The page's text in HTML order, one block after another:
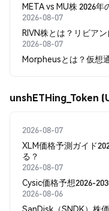
META vs MU株 2026
2026-08-07
RIVN株とは？リビア
2026-08-07
Morpheusとは？仮想
unshETHing_Token
2026-08-07
XLM価格予測ガイド
る？
2026-08-07
Cysic価格予想2026-
2026-08-06
SanDisk（SNDK）株